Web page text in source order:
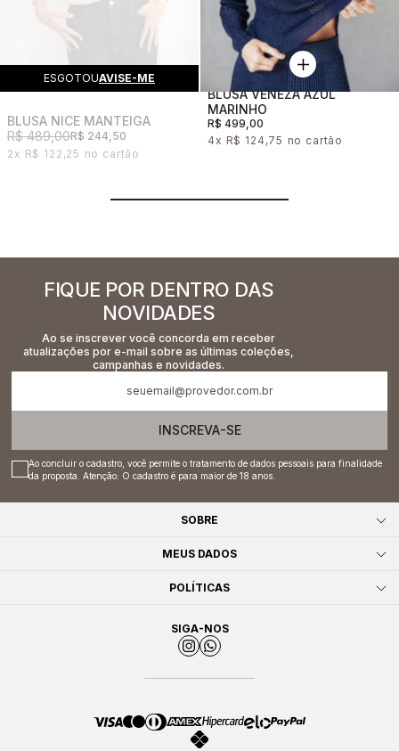
ESGOTOUAVISE-ME
BLUSA NICE MANTEIGA
R$ 489,00R$ 244,50
2x R$ 122,25
BLUSA VENEZA AZUL
MARINHO
R$ 499,00
4x R$ 124,75
FIQUE POR DENTRO DAS
NOVIDADES
Ao se inscrever você concorda em receber
atualizações por e-mail sobre as últimas coleções,
campanhas e novidades.
INSCREVA-SE
Ao concluir o cadastro, você permite o tratamento de dados pessoais para finalidade
da proposta. Atenção: O cadastro é para maior de 18 anos.
SOBRE
MEUS DADOS
POLÍTICAS
SIGA-NOS